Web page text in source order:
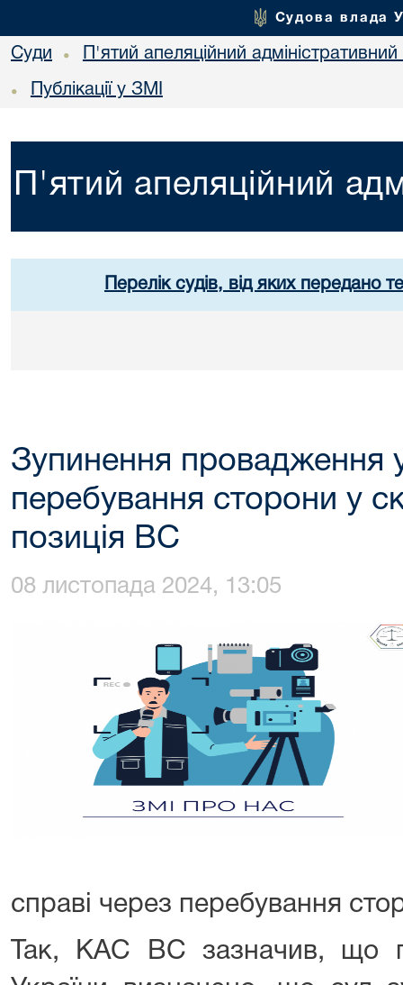
Судова влада
Суди • П'ятий апеляційний адміністративний
• Публікації у ЗМІ
П'ятий апеляційний
Перелік судів, від яких передано
Зупинення провадження
перебування сторони у
позиція ВС
08 листопада 2024, 13:05
справі через перебування
Так, КАС ВС зазначив,